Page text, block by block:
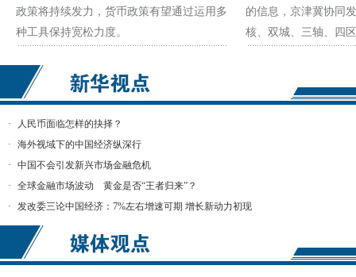
政策将持续发力，货币政策有望通过运用多
种工具保持宽松力度。
的信息，京津冀协同
核、双城、三轴、四
·
人民币面临怎样的抉择？
·
海外视域下的中国经济纵深行
·
中国不会引发新兴市场金融危机
·
全球金融市场波动 黄金是否“王者归来”？
·
发改委三论中国经济：7%左右增速可期 增长新动力初现